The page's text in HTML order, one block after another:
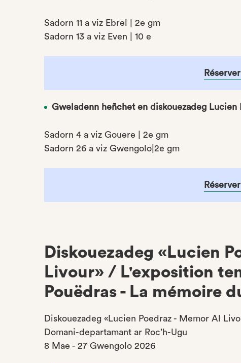
Sadorn 11 a viz Ebrel | 2e gm
Sadorn 13 a viz Even | 10 e
Gweladenn heñchet en diskouezadeg
Sadorn 4 a viz Gouere | 2e gm
Sadorn 26 a viz Gwengolo|2e gm
Diskouezadeg «Lucien
Livour» / L'exposition
Pouëdras - La mémoire
Diskouezadeg «Lucien Poedraz - Memor Al
Domani-departamant ar Roc’h-Ugu
8 Mae - 27 Gwengolo 2026